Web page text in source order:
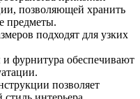
позволяющей хранить
предметы.
подходят для узких
фурнитура обеспечивают
позволяет